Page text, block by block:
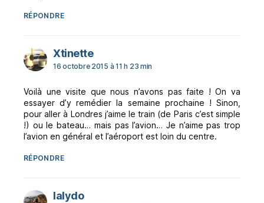
RÉPONDRE
Xtinettedit :
16 octobre 2015 à 11 h 23 min
Voilà une visite que nous n’avons pas faite ! On va
essayer d’y remédier la semaine prochaine ! Sinon,
pour aller à Londres j’aime le train (de Paris c’est simple
!) ou le bateau… mais pas l’avion… Je n’aime pas trop
l’avion en général et l’aéroport est loin du centre.
RÉPONDRE
lalydodit :